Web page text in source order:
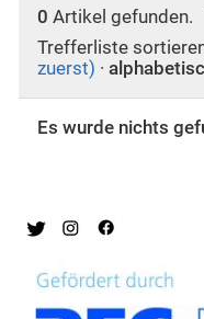
0 Artikel gefunden.
Trefferliste
zuerst) ·
Es wurde nichts